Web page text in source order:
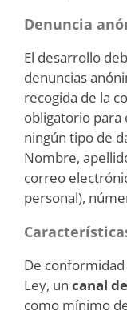
Denuncia
El desarrollo
denuncias
recogida de la
obligatorio
ningún tipo de
Nombre,
correo
personal),
De
Ley, un canal
como mínimo